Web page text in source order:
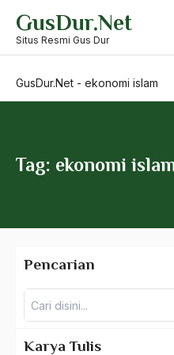
content
GusDur.Net
Situs Resmi Gus Dur
GusDur.Net - ekonomi islam
Tag: ekonomi
Pencarian
Karya Tulis
Dunia Usaha
Dusta
Dwi Fungsi
Dzikir Fi'li
Editorial 25 Januari 2003
Egalitarianisme